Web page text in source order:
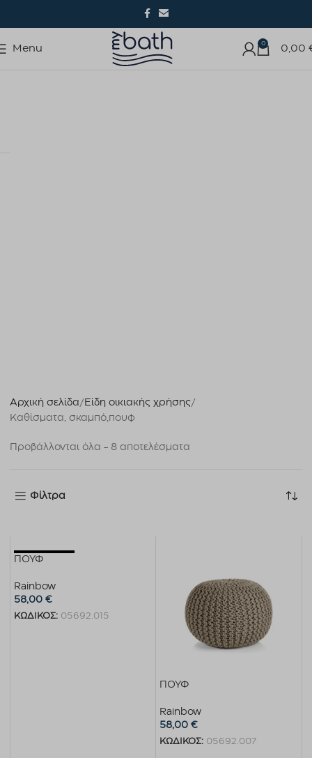
Menu 0 0,00
Αρχική σελίδα
Είδη οικιακής χρήσης
Καθίσματα, σκαμπό,πουφ
Προβάλλονται όλα - 8 αποτελέσματα
Φίλτρα
Εξαντλημένο
ΠΟΥΦ
Rainbow
58,00 €
ΚΩΔΙΚΟΣ: 05692.015
ΠΟΥΦ
Rainbow
58,00€
ΚΩΔΙΚΟΣ: 05692.007